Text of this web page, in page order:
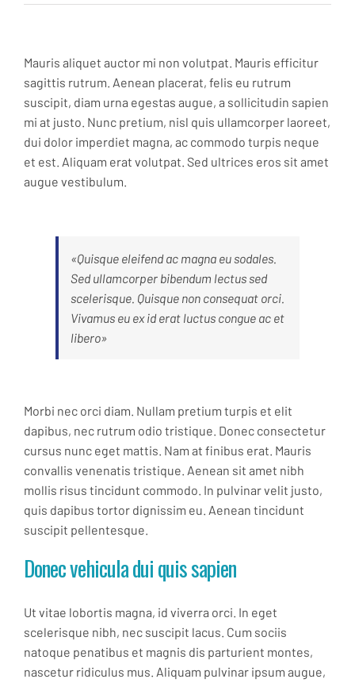
Mauris aliquet auctor mi non volutpat. Mauris efficitur
sagittis rutrum. Aenean placerat, felis eu rutrum
suscipit, diam urna egestas augue, a sollicitudin sapien
mi at justo. Nunc pretium, nisl quis ullamcorper laoreet,
dui dolor imperdiet magna, ac commodo turpis neque
et est. Aliquam erat volutpat. Sed ultrices eros sit amet
augue vestibulum.
«Quisque eleifend ac magna eu sodales.
Sed ullamcorper bibendum lectus sed
scelerisque. Quisque non consequat orci.
Vivamus eu ex id erat luctus congue ac et
libero»
Morbi nec orci diam. Nullam pretium turpis et elit
dapibus, nec rutrum odio tristique. Donec consectetur
cursus nunc eget mattis. Nam at finibus erat. Mauris
convallis venenatis tristique. Aenean sit amet nibh
mollis risus tincidunt commodo. In pulvinar velit justo,
quis dapibus tortor dignissim eu. Aenean tincidunt
suscipit pellentesque.
Donec vehicula dui quis sapien
Ut vitae lobortis magna, id viverra orci. In eget
scelerisque nibh, nec suscipit lacus. Cum sociis
natoque penatibus et magnis dis parturient montes,
nascetur ridiculus mus. Aliquam pulvinar ipsum augue,